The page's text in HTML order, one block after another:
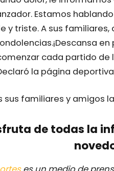
Estamos
y triste. A sus
cada partido de
la página
sus familiares y amigos
de todas la